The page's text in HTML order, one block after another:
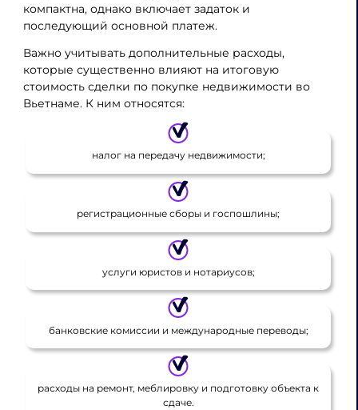
компактна, однако включает задаток и
последующий основной платеж.
Важно учитывать дополнительные расходы,
которые существенно влияют на итоговую
стоимость сделки по покупке недвижимости во
Вьетнаме. К ним относятся:
налог на передачу недвижимости;
регистрационные сборы и госпошлины;
услуги юристов и нотариусов;
банковские комиссии и международные переводы;
расходы на ремонт, меблировку и подготовку объекта к
сдаче.